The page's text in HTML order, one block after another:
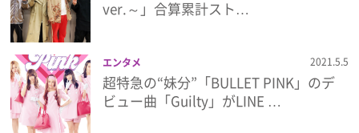
インタビュー
フィルム
ver.～」合算累計スト…
エンタメ 2021.5.5
超特急の“妹分”「BULLET PINK」のデ
ビュー曲「Guilty」がLINE …